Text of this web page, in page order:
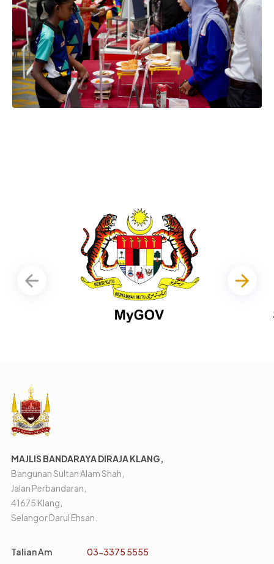
MAJLIS BANDARAYA DIRAJA KLANG,
Bangunan Sultan Alam Shah,
Jalan Perbandaran,
41675 Klang,
Selangor Darul Ehsan.
Talian Am 03-3375 5555